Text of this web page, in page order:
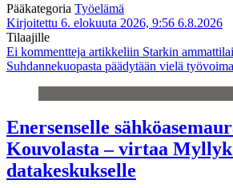
Pääkategoria Työelämä
Kirjoitettu 6. elokuuta 2026, 9:56 6.8.2026
Tilaajille
Ei kommentteja artikkeliin Starkin
Suhdannekuopasta päädytään vielä
Enersenselle
Kouvolasta – virtaa
datakeskukselle